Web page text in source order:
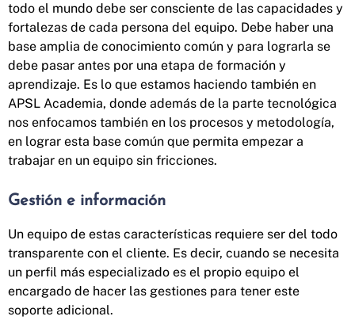
todo el mundo debe ser consciente de las capacidades y
fortalezas de cada persona del equipo. Debe haber una
base amplia de conocimiento común y para lograrla se
debe pasar antes por una etapa de formación y
aprendizaje. Es lo que estamos haciendo también en
APSL Academia, donde además de la parte tecnológica
nos enfocamos también en los procesos y metodología,
en lograr esta base común que permita empezar a
trabajar en un equipo sin fricciones.
Gestión e información
Un equipo de estas características requiere ser del todo
transparente con el cliente. Es decir, cuando se necesita
un perfil más especializado es el propio equipo el
encargado de hacer las gestiones para tener este
soporte adicional.